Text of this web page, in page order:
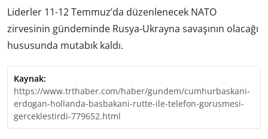
Liderler 11-12 Temmuz’da düzenlenecek NATO
zirvesinin gündeminde Rusya-Ukrayna savaşının olacağı
hususunda mutabık kaldı.
Kaynak:
https://www.trthaber.com/haber/gundem/cumhurbaskani-
erdogan-hollanda-basbakani-rutte-ile-telefon-gorusmesi-
gerceklestirdi-779652.html